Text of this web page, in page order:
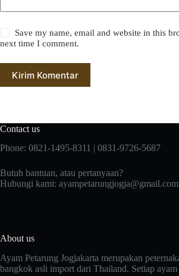
Save my name, email and website in this
next time I comment.
Kirim Komentar
Contact us
Phone: 0821-1495-8311 | 0831-9726-5687
Butuh bantuan, atau pertanyaan?
Hubungi kami: ayampetarungjogja@gmail.com
About us
Ayam Petarung Jogjakarta merupakan
bangkok asli import dari Thailand. Setiap